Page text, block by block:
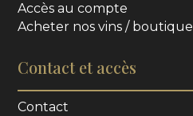
Accès au compte
Acheter nos vins / boutique
Contact et accès
Contact